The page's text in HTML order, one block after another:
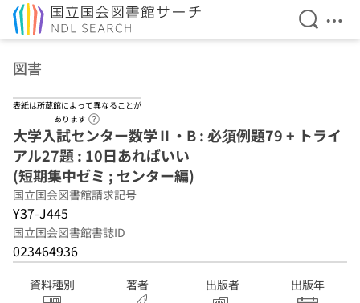
検索を
メ
図書
表紙は所蔵館によって異なることが
あります
大学入試センター数学Ⅱ・B : 必須例題79 + トライ
アル27題 : 10日あればいい
(短期集中ゼミ ; センター編)
国立国会図書館請求記号
Y37-J445
国立国会図書館書誌ID
023464936
資料種別 著者 出版者 出版年